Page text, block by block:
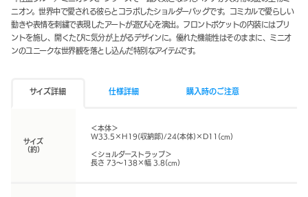
ニオン。世界中で愛される彼らとコラボしたショルダーバッグです。コミカルで愛らしい
動きや表情を刺繍で表現したアートが遊び心を演出。フロントポケットの内装にはプリ
ントを施し、開くたびに気分が上がるデザインに。優れた機能性はそのままに、ミニオ
ンのユニークな世界観を落とし込んだ特別なアイテムです。
サイズ詳細 仕様詳細 購入時のご注意
サイズ
（約）
＜本体＞
W33.5×H19(収納部)/24(本体)×D11(cm)
＜ショルダーストラップ＞
長さ 73～138×幅 3.8(cm)